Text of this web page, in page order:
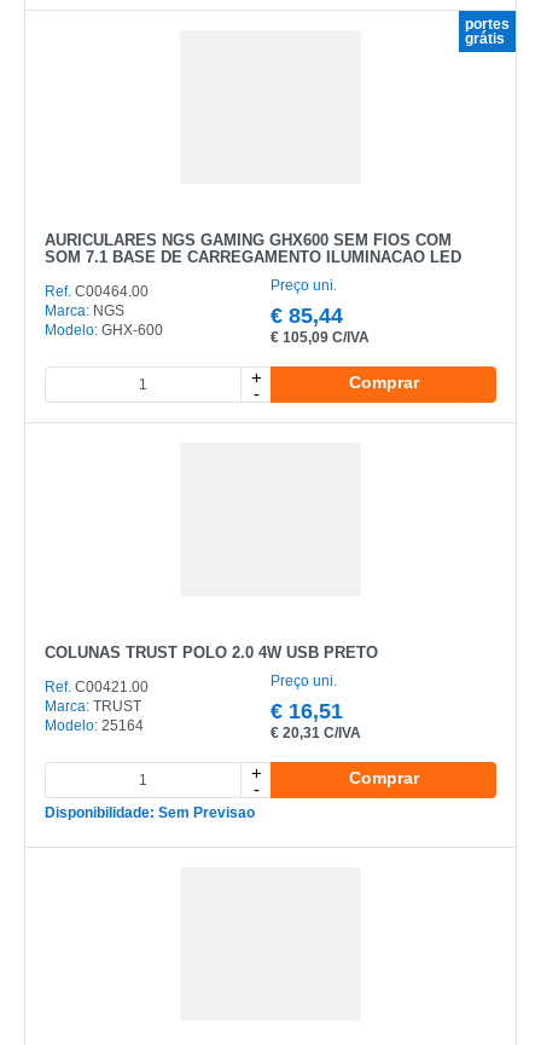
AURICULARES NGS GAMING GHX600 SEM FIOS COM
SOM 7.1 BASE DE CARREGAMENTO ILUMINACAO LED
Ref. C00464.00
Marca: NGS
Modelo: GHX-600
Preço uni.
€ 85,44
€ 105,09 C/IVA
+
-
Comprar
portes
grátis
COLUNAS TRUST POLO 2.0 4W USB PRETO
Ref. C00421.00
Marca: TRUST
Modelo: 25164
Preço uni.
€ 16,51
€ 20,31 C/IVA
+
-
Comprar
Disponibilidade: Sem Previsao